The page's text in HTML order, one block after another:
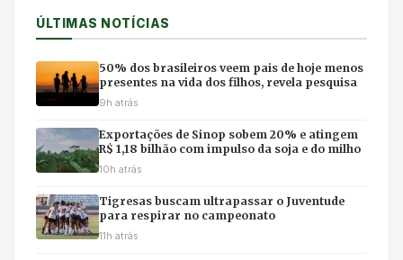
ÚLTIMAS NOTÍCIAS
50% dos brasileiros veem pais de hoje menos
presentes na vida dos filhos, revela pesquisa
9h atrás
Exportações de Sinop sobem 20% e atingem
R$ 1,18 bilhão com impulso da soja e do milho
10h atrás
Tigresas buscam ultrapassar o Juventude
para respirar no campeonato
11h atrás